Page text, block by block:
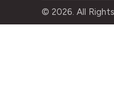
© 2026. All